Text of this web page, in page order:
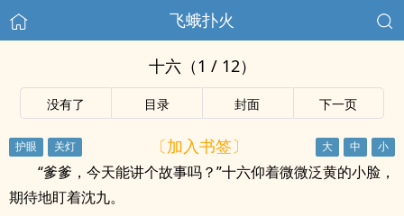
飞蛾扑火
十六（1 / 12）
没有了 目录 封面 下一页
〔加入书签〕
“爹爹，今天能讲个故事吗？”十六仰着微微泛黄的小脸，
期待地盯着沈九。